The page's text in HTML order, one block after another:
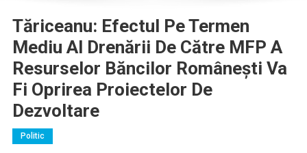
Tăriceanu: Efectul Pe Termen
Mediu Al Drenării De Către MFP A
Resurselor Băncilor Româneşti Va
Fi Oprirea Proiectelor De
Dezvoltare
Politic